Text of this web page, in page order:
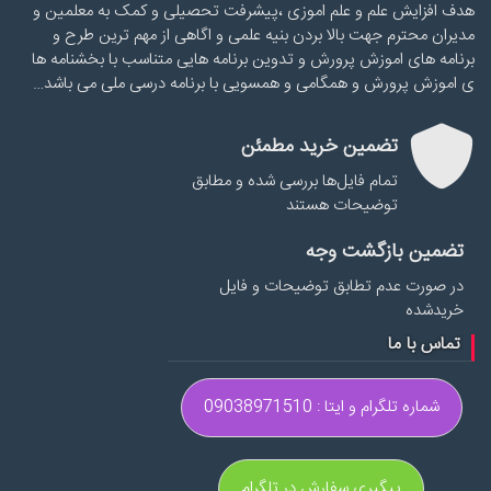
هدف افزایش علم و علم اموزی ،پیشرفت تحصیلی و کمک به معلمین و
مدیران محترم جهت بالا بردن بنیه علمی و اگاهی از مهم ترین طرح و
برنامه های اموزش پرورش و تدوین برنامه هایی متناسب با بخشنامه ها
ی اموزش پرورش و همگامی و همسویی با برنامه درسی ملی می باشد…
تضمین خرید مطمئن
تمام فایل‌ها بررسی شده و مطابق
توضیحات هستند
تضمین بازگشت وجه
در صورت عدم تطابق توضیحات و فایل
خریدشده
تماس با ما
شماره تلگرام و ایتا : 09038971510